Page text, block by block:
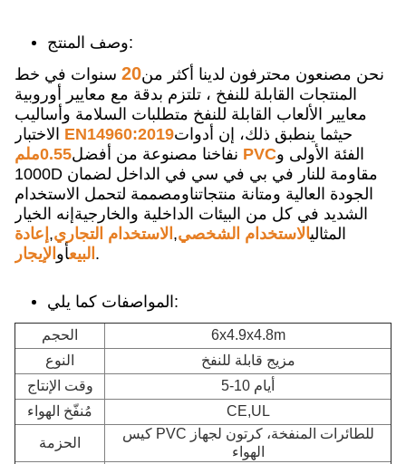
وصف المنتج:
نحن مصنعون محترفون لدينا أكثر من20 سنوات في خط
المنتجات القابلة للنفخ ، تلتزم بدقة مع معايير أوروبية
معايير الألعاب القابلة للنفخ متطلبات السلامة وأساليب
الاختبار EN14960:2019حيثما ينطبق ذلك، إن أدوات
نفاخنا مصنوعة من أفضل 0.55ملم PVCالفئة الأولى و
1000D مقاومة للنار في بي في سي في الداخل لضمان
الجودة العالية ومتانة منتجاتناومصممة لتحمل الاستخدام
الشديد في كل من البيئات الداخلية والخارجيةإنه الخيار
المثاليالاستخدام الشخصي, الاستخدام التجاري, إعادة
البيعأو الإيجار .
المواصفات كما يلي:
الحجم
6x4.9x4.8m
النوع
مزيج قابلة للنفخ
وقت الإنتاج
5-10 أيام
مُنفّخ الهواء
CE,UL
الحزمة
كيس PVC للطائرات المنفخة، كرتون لجهاز
الهواء